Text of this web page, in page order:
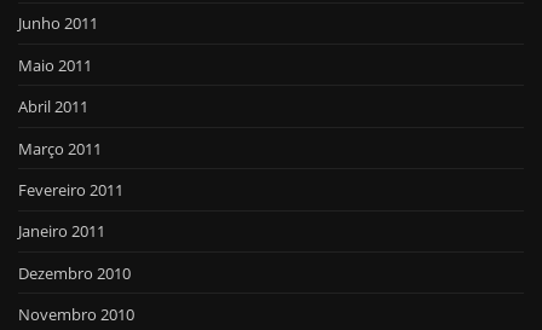
Junho 2011
Maio 2011
Abril 2011
Março 2011
Fevereiro 2011
Janeiro 2011
Dezembro 2010
Novembro 2010